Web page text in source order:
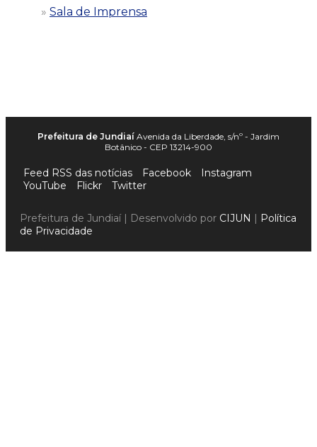
Sala de Imprensa
Prefeitura de Jundiaí Avenida da Liberdade, s/nº - Jardim
Botânico - CEP 13214-900
Feed RSS das notícias Facebook
Instagram
YouTube
Flickr Twitter
Prefeitura de Jundiaí | Desenvolvido por CIJUN | Política
de Privacidade